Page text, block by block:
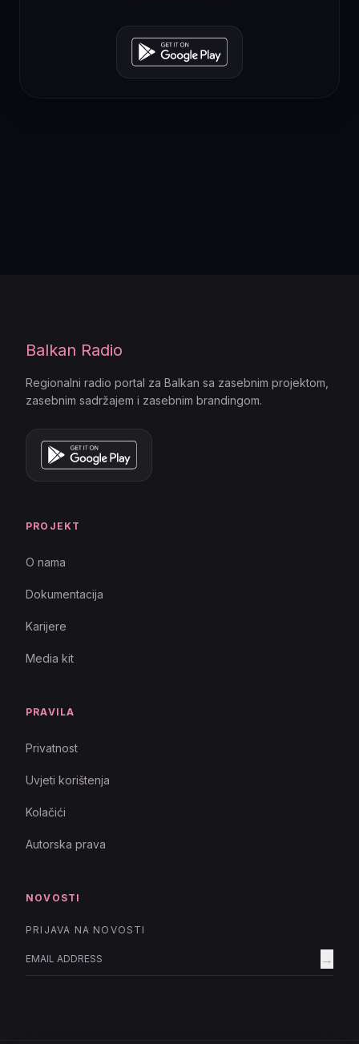
Balkan Radio
Regionalni radio portal za Balkan sa zasebnim projektom,
zasebnim sadržajem i zasebnim brandingom.
PROJEKT
O nama
Dokumentacija
Karijere
Media kit
PRAVILA
Privatnost
Uvjeti korištenja
Kolačići
Autorska prava
NOVOSTI
PRIJAVA NA NOVOSTI
→